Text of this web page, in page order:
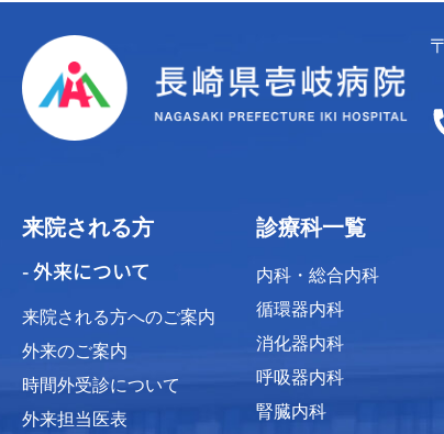
来院される方
- 外来について
来院される方へのご案内
外来のご案内
時間外受診について
外来担当医表
診療科一覧
内科・総合内科
循環器内科
消化器内科
呼吸器内科
腎臓内科